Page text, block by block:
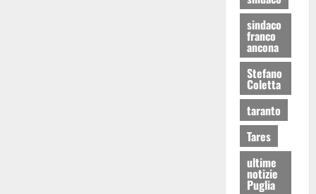
sindaco
franco
ancona
Stefano
Coletta
taranto
Tares
ultime
notizie
Puglia